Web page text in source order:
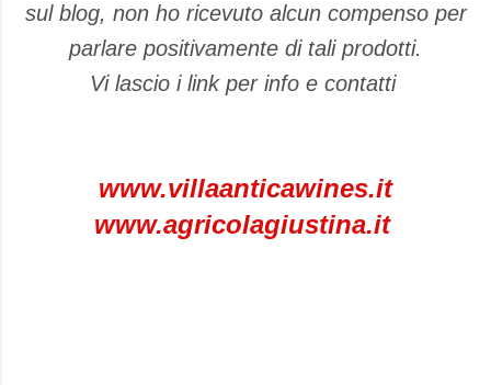
sul blog, non ho ricevuto alcun compenso per
parlare positivamente di tali prodotti.
Vi lascio i link per info e contatti
www.villaanticawines.it
www.agricolagiustina.it